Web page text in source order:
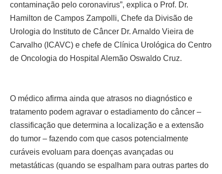
contaminação pelo coronavirus”, explica o Prof. Dr.
Hamilton de Campos Zampolli, Chefe da Divisão de
Urologia do Instituto de Câncer Dr. Arnaldo Vieira de
Carvalho (ICAVC) e chefe de Clínica Urológica do Centro
de Oncologia do Hospital Alemão Oswaldo Cruz.
O médico afirma ainda que atrasos no diagnóstico e
tratamento podem agravar o estadiamento do câncer –
classificação que determina a localização e a extensão
do tumor – fazendo com que casos potencialmente
curáveis evoluam para doenças avançadas ou
metastáticas (quando se espalham para outras partes do